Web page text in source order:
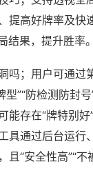
提高好牌率及快
结果，提升胜率。
吗；用户可通过
型”“防检测防封
能存在“牌特别好
具通过后台运行
“安全性高”“不